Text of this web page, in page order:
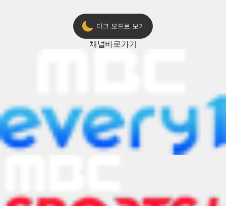
다크 모드로 보기
채널바로가기